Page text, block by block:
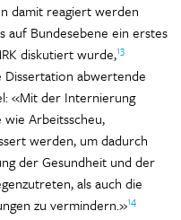
damit reagiert werden
auf Bundesebene ein erstes
diskutiert wurde,13
abwertende
«Mit der Internierung
wie Arbeitsscheu,
werden, um dadurch
der Gesundheit und der
als auch die
zu vermindern.»14